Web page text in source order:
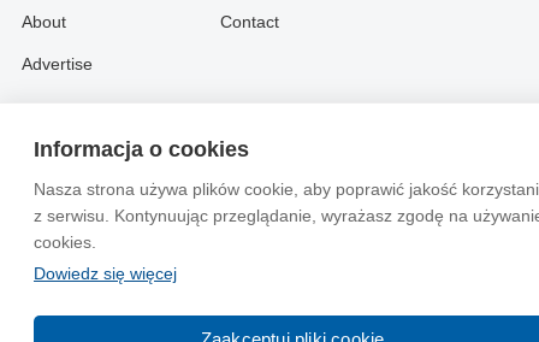
Informacja o cookies
Nasza strona używa plików cookie, aby poprawić jakość
z serwisu. Kontynuując przeglądanie, wyrażasz zgodę na
cookies.
Dowiedz się więcej
About
Advertise
Contact